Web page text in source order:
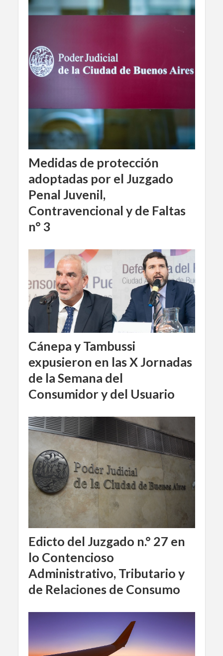
Medidas de protección
adoptadas por el Juzgado
Penal Juvenil,
Contravencional y de Faltas
n° 3
Cánepa y Tambussi
expusieron en las X Jornadas
de la Semana del
Consumidor y del Usuario
Edicto del Juzgado n.° 27 en
lo Contencioso
Administrativo, Tributario y
de Relaciones de Consumo